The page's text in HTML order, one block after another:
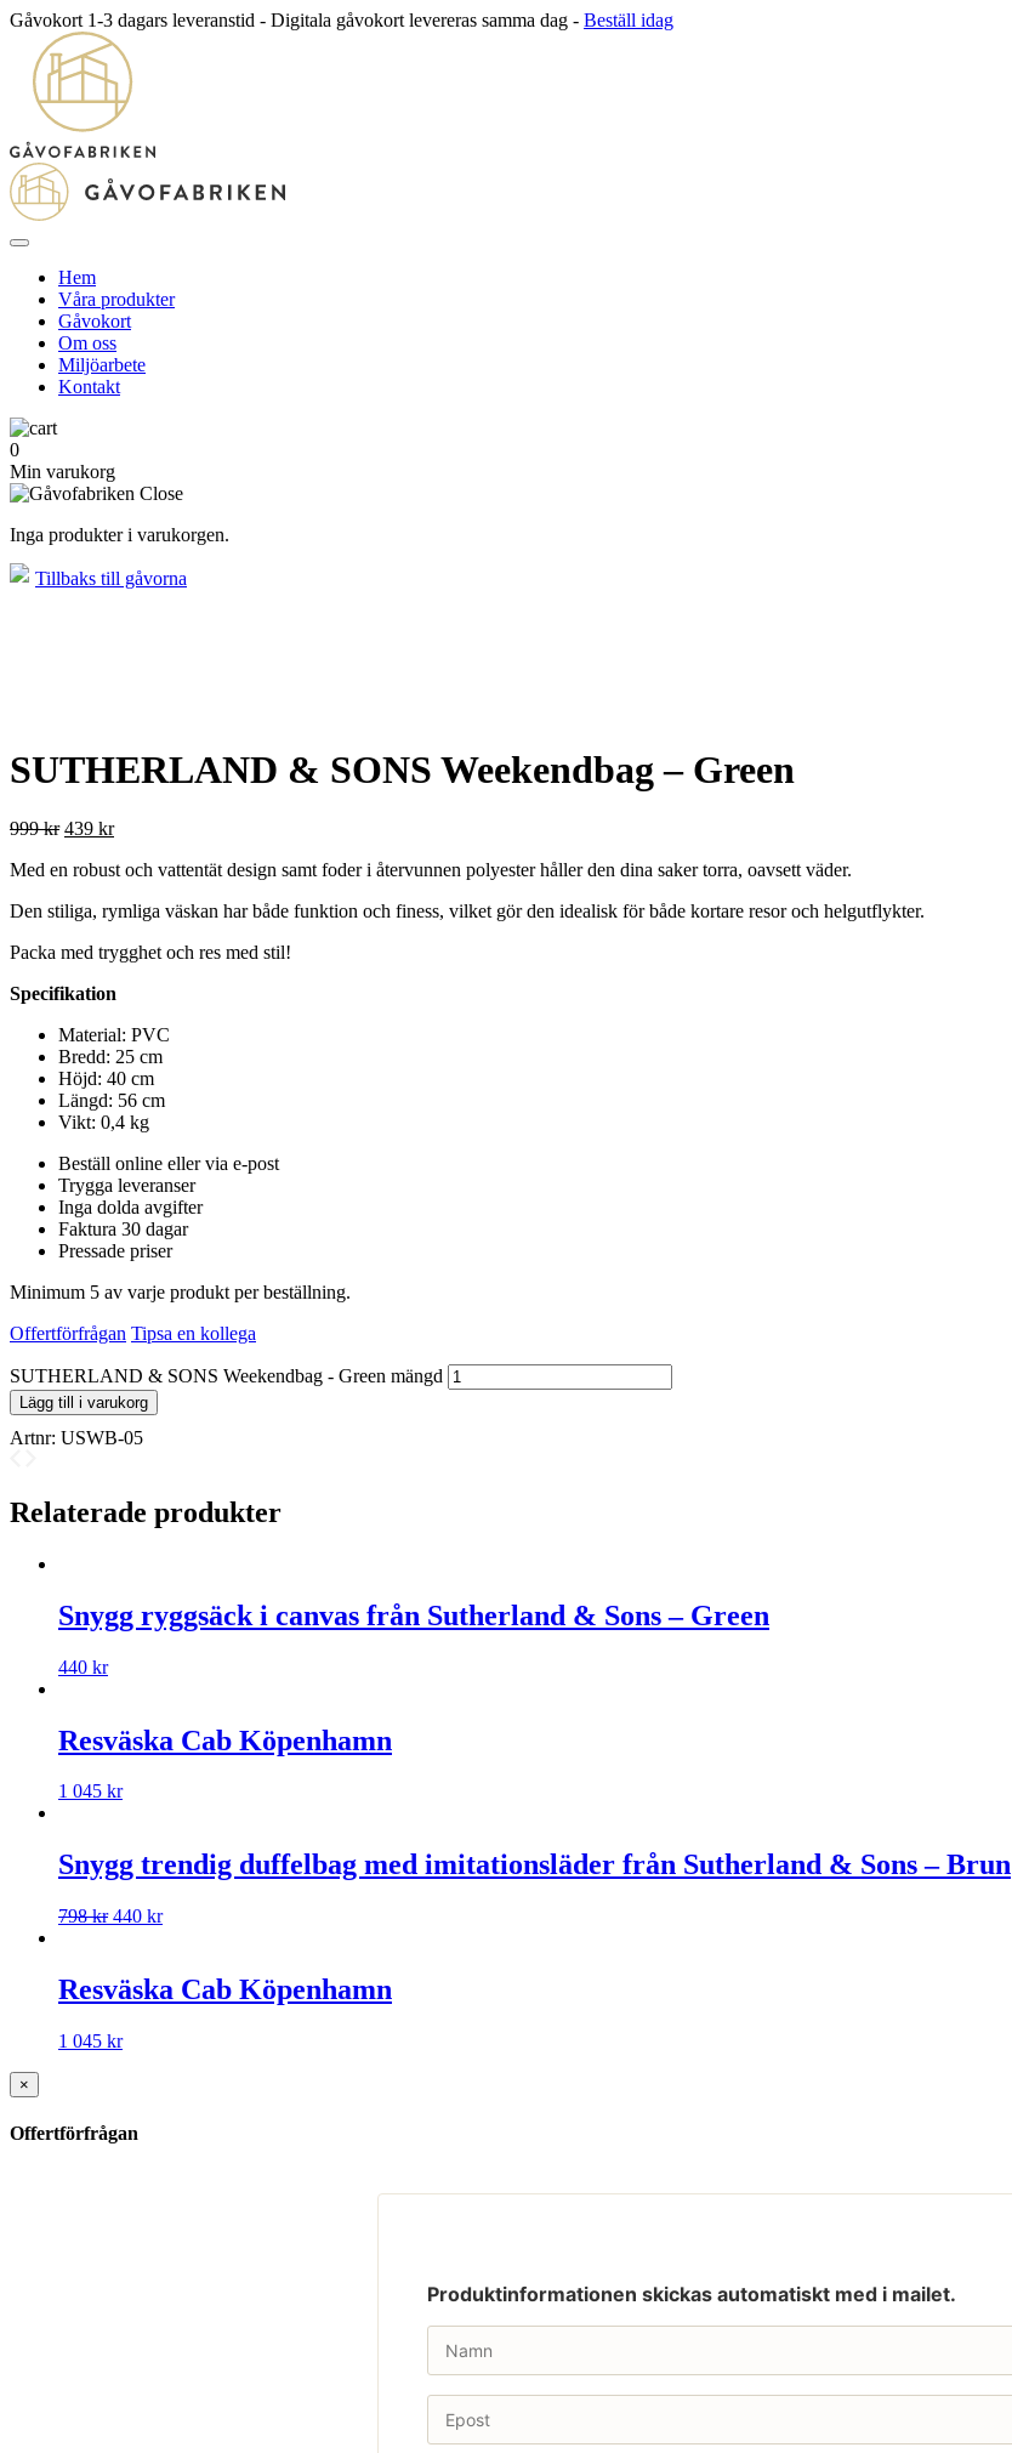
Gåvokort 1-3 dagars leveranstid - Digitala gåvokort levereras samma dag - Beställ idag
Hem
Våra produkter
Gåvokort
Om oss
Miljöarbete
Kontakt
0
Min varukorg
Inga produkter i varukorgen.
Tillbaks till gåvorna
SUTHERLAND & SONS Weekendbag – Green
999kr 439 kr
Med en robust och vattentät design samt foder i återvunnen polyester håller den dina saker torra, oavsett väder.
Den stiliga, rymliga väskan har både funktion och finess, vilket gör den idealisk för både kortare resor och helgutflykter.
Packa med trygghet och res med stil!
Specifikation
Material: PVC
Bredd: 25 cm
Höjd: 40 cm
Längd: 56 cm
Vikt: 0,4 kg
Beställ online eller via e-post
Trygga leveranser
Inga dolda avgifter
Faktura 30 dagar
Pressade priser
Minimum 5 av varje produkt per beställning.
Offertförfrågan Tipsa en kollega
SUTHERLAND & SONS Weekendbag - Green mängd
Lägg till i varukorg
Artnr: USWB-05
Relaterade produkter
Snygg ryggsäck i canvas från Sutherland & Sons – Green
440 kr
Resväska Cab Köpenhamn
1 045 kr
Snygg trendig duffelbag med imitationsläder från Sutherland & Sons – Brun
798kr 440 kr
Resväska Cab Köpenhamn
1 045 kr
×
Offertförfrågan
Produktinformationen skickas automatiskt med i mailet.